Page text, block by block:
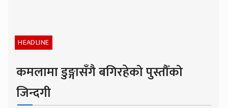
HEADLINE
कमलामा डुङ्गासँगै बगिरहेको पुस्तौँको
जिन्दगी